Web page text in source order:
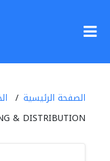
الصفحة الرئيسية
& DISTRIBUTION